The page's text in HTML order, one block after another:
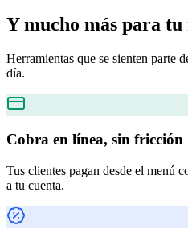
Y mucho más para tu
Herramientas que se sienten parte
día.
Cobra en línea, sin fricción
Tus clientes pagan desde el menú
a tu cuenta.